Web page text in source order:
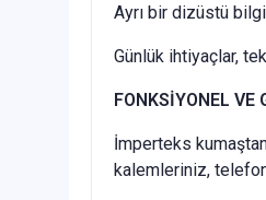
Ayrı bir dizüstü
Günlük ihtiyaçlar,
FONKSİYONEL VE
İmperteks
kalemleriniz,